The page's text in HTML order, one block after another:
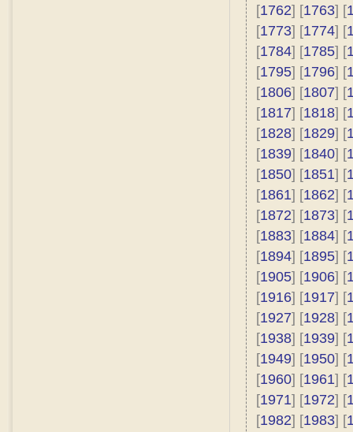
[1762] [1763] [
[1773] [1774] [
[1784] [1785] [
[1795] [1796] [
[1806] [1807] [
[1817] [1818] [
[1828] [1829] [
[1839] [1840] [
[1850] [1851] [
[1861] [1862] [
[1872] [1873] [
[1883] [1884] [
[1894] [1895] [
[1905] [1906] [
[1916] [1917] [
[1927] [1928] [
[1938] [1939] [
[1949] [1950] [
[1960] [1961] [
[1971] [1972] [
[1982] [1983] [